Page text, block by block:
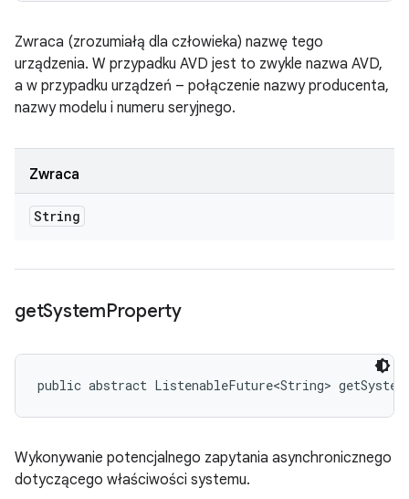
Zwraca (zrozumiałą dla człowieka) nazwę tego
urządzenia. W przypadku AVD jest to zwykle nazwa AVD,
a w przypadku urządzeń – połączenie nazwy producenta,
nazwy modelu i numeru seryjnego.
Zwraca
String
getSystemProperty
public abstract ListenableFuture<String>
Wykonywanie potencjalnego zapytania asynchronicznego
dotyczącego właściwości systemu.